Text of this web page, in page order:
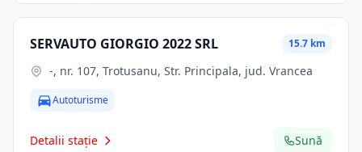
SERVAUTO GIORGIO 2022 SRL 15.7 km
-, nr. 107, Trotusanu, Str. Principala, jud. Vrancea
Autoturisme
Detalii stație Sună